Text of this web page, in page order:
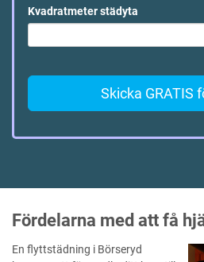
Kvadratmeter städyta
Skicka GRATIS
Fördelarna med att få
En flyttstädning i Börseryd